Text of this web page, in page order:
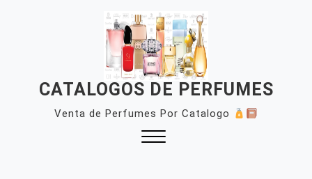
CATALOGOS DE PERFUMES
Venta de Perfumes Por Catalogo